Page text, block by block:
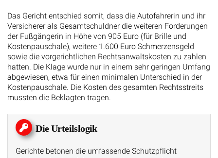
Das Gericht entschied somit, dass die Autofahrerin und ihr
Versicherer als Gesamtschuldner die weiteren Forderungen
der Fußgängerin in Höhe von 905 Euro (für Brille und
Kostenpauschale), weitere 1.600 Euro Schmerzensgeld
sowie die vorgerichtlichen Rechtsanwaltskosten zu zahlen
hatten. Die Klage wurde nur in einem sehr geringen Umfang
abgewiesen, etwa für einen minimalen Unterschied in der
Kostenpauschale. Die Kosten des gesamten Rechtsstreits
mussten die Beklagten tragen.
Die Urteilslogik
Gerichte betonen die umfassende Schutzpflicht